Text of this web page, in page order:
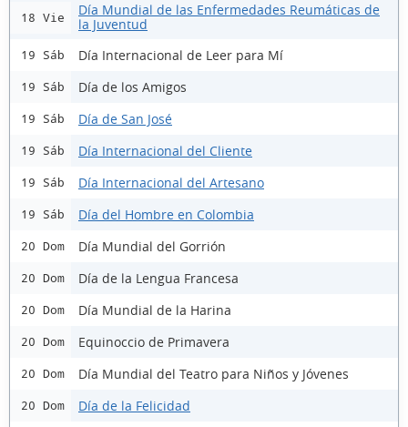
18 Vie
Día Mundial de las Enfermedades Reumáticas de
la Juventud
19 Sáb Día Internacional de Leer para Mí
19 Sáb Día de los Amigos
19 Sáb Día de San José
19 Sáb Día Internacional del Cliente
19 Sáb Día Internacional del Artesano
19 Sáb Día del Hombre en Colombia
20 Dom Día Mundial del Gorrión
20 Dom Día de la Lengua Francesa
20 Dom Día Mundial de la Harina
20 Dom Equinoccio de Primavera
20 Dom Día Mundial del Teatro para Niños y Jóvenes
20 Dom Día de la Felicidad